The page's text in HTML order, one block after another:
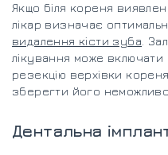
Якщо біля кореня
лікар визначає
видалення кісти зуба .
лікування може включати
резекцію верхівки
зберегти його неможливо.
Дентальна